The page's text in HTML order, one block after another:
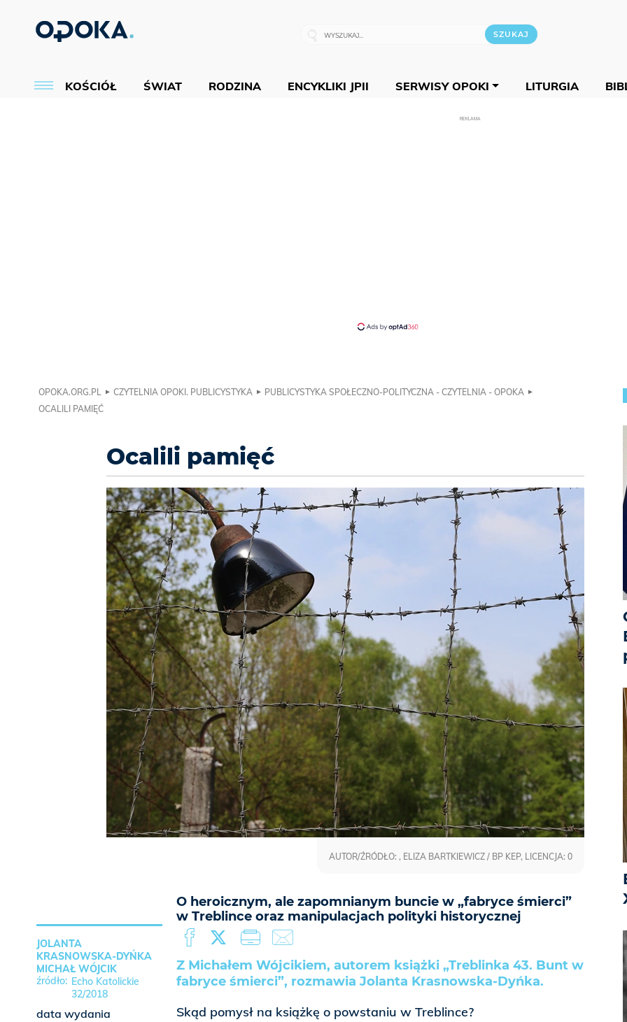
KOŚCIÓŁ ŚWIAT RODZINA ENCYKLIKI JPII SERWISY OPOKI LITURGIA
REKLAMA
OPOKA.ORG.PL CZYTELNIA OPOKI. PUBLICYSTYKA
PUBLICYSTYKA SPOŁECZNO-POLITYCZNA - CZYTELNIA - OPOKA
OCALILI PAMIĘĆ
Ocalili pamięć
O heroicznym, ale zapomnianym buncie w „fabryce śmierci”
w Treblince oraz manipulacjach polityki historycznej
AUTOR/ŹRÓDŁO: , ELIZA BARTKIEWICZ / BP KEP, LICENCJA: 0
Z Michałem Wójcikiem, autorem książki „Treblinka 43. Bunt w
fabryce śmierci”, rozmawia Jolanta Krasnowska-Dyńka.
Skąd pomysł na książkę o powstaniu w Treblince?
JOLANTA
KRASNOWSKA-DYŃKA
MICHAŁ WÓJCIK
Echo Katolickie
32/2018
data wydania